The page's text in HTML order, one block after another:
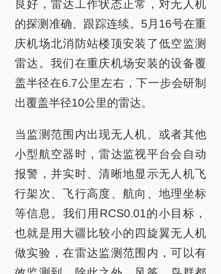
良好，雷达工作状态正常，对无人机
的探测准确、跟踪连续。5月16号在重
庆机场北消防站楼顶安装了低空监测
雷达。我们在重庆机场安装的设备覆
盖半径在6.7公里左右，下一步会研制
出覆盖半径10公里的雷达。
当监测范围内出现无人机、或者其他
小型航空器时，雷达监视平台会自动
报警，并实时、清晰地显示无人机飞
行架次、飞行高度、航向、地理坐标
等信息。我们用RCS0.01的小目标，
也就是用大疆比较小的四旋翼无人机
做实验，在雷达监测范围内，可以有